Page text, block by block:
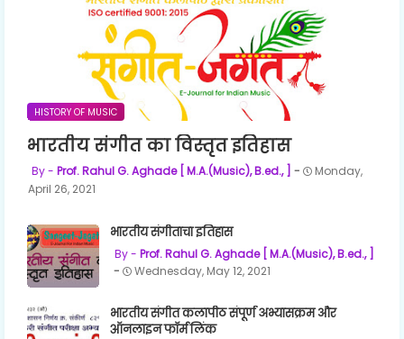
HISTORY OF MUSIC
भारतीय संगीत का विस्तृत इतिहास
Prof. Rahul G. Aghade [ M.A.(Music), B.ed., ]
Monday,
April 26, 2021
भारतीय संगीताचा इतिहास
Prof. Rahul G. Aghade [ M.A.(Music), B.ed., ]
Wednesday, May 12, 2021
भारतीय संगीत कलापीठ संपूर्ण अभ्यासक्रम और
ऑनलाइन फॉर्म लिंक